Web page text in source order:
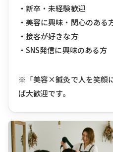
・新卒・未経験歓迎
・美容に興味・関心のある
・接客が好きな方
・SNS発信に興味のある方
※「美容×鍼灸で人を笑顔
ば大歓迎です。